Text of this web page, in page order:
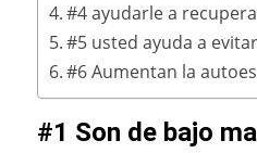
#4 ayudarle a
#5 usted ayuda a
#6 Aumentan la
#1 Son de bajo